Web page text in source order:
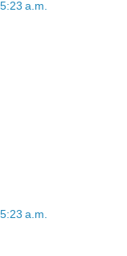
a.m.
a.m.